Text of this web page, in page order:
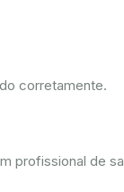
corretamente.
profissional de